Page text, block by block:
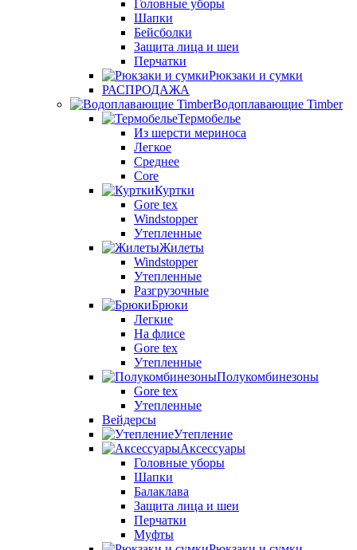
Головные уборы
Шапки
Бейсболки
Защита лица и шеи
Перчатки
Рюкзаки и сумки
РАСПРОДАЖА
Водоплавающие Timber
Термобелье
Из шерсти мериноса
Легкое
Среднее
Core
Куртки
Gore tex
Windstopper
Утепленные
Жилеты
Windstopper
Утепленные
Разгрузочные
Брюки
Легкие
На флисе
Gore tex
Утепленные
Полукомбинезоны
Gore tex
Утепленные
Вейдерсы
Утепление
Аксессуары
Головные уборы
Шапки
Балаклава
Защита лица и шеи
Перчатки
Муфты